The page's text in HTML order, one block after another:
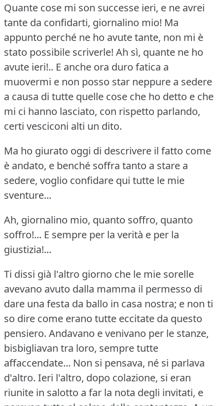
Quante cose mi son successe ieri, e ne avrei
tante da confidarti, giornalino mio! Ma
appunto perché ne ho avute tante, non mi è
stato possibile scriverle! Ah sì, quante ne ho
avute ieri!.. E anche ora duro fatica a
muovermi e non posso star neppure a sedere
a causa di tutte quelle cose che ho detto e che
mi ci hanno lasciato, con rispetto parlando,
certi vesciconi alti un dito.
Ma ho giurato oggi di descrivere il fatto come
è andato, e benché soffra tanto a stare a
sedere, voglio confidare qui tutte le mie
sventure...
Ah, giornalino mio, quanto soffro, quanto
soffro!... E sempre per la verità e per la
giustizia!...
Ti dissi già l'altro giorno che le mie sorelle
avevano avuto dalla mamma il permesso di
dare una festa da ballo in casa nostra; e non ti
so dire come erano tutte eccitate da questo
pensiero. Andavano e venivano per le stanze,
bisbigliavan tra loro, sempre tutte
affaccendate... Non si pensava, né si parlava
d'altro. Ieri l'altro, dopo colazione, si eran
riunite in salotto a far la nota degli invitati, e